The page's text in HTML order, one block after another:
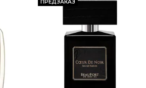
ПРЕДЗАКАЗ